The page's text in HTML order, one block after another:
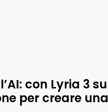
con Lyria 3 su
per creare una